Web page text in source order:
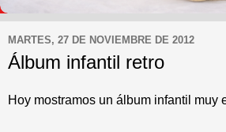
MARTES, 27 DE NOVIEMBRE DE 2012
Álbum infantil retro
Hoy mostramos un álbum infantil muy